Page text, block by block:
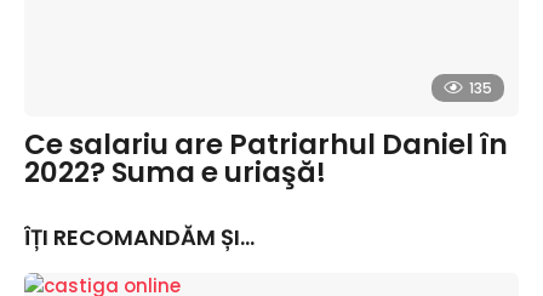
135
Ce salariu are Patriarhul Daniel în
2022? Suma e uriaşă!
ÎȚI RECOMANDĂM ȘI...